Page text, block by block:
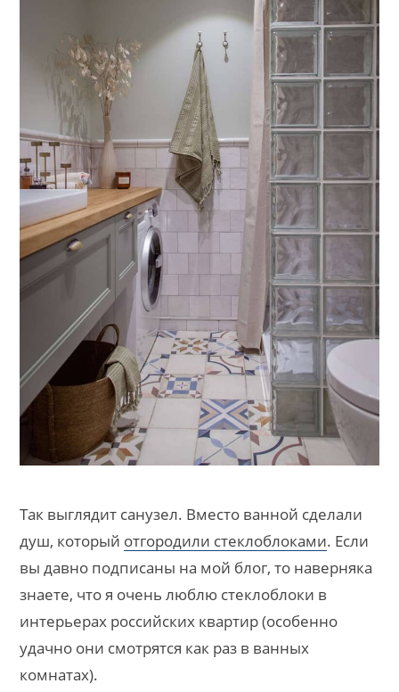
Так выглядит санузел. Вместо ванной сделали
душ, который отгородили стеклоблоками. Если
вы давно подписаны на мой блог, то наверняка
знаете, что я очень люблю стеклоблоки в
интерьерах российских квартир (особенно
удачно они смотрятся как раз в ванных
комнатах).